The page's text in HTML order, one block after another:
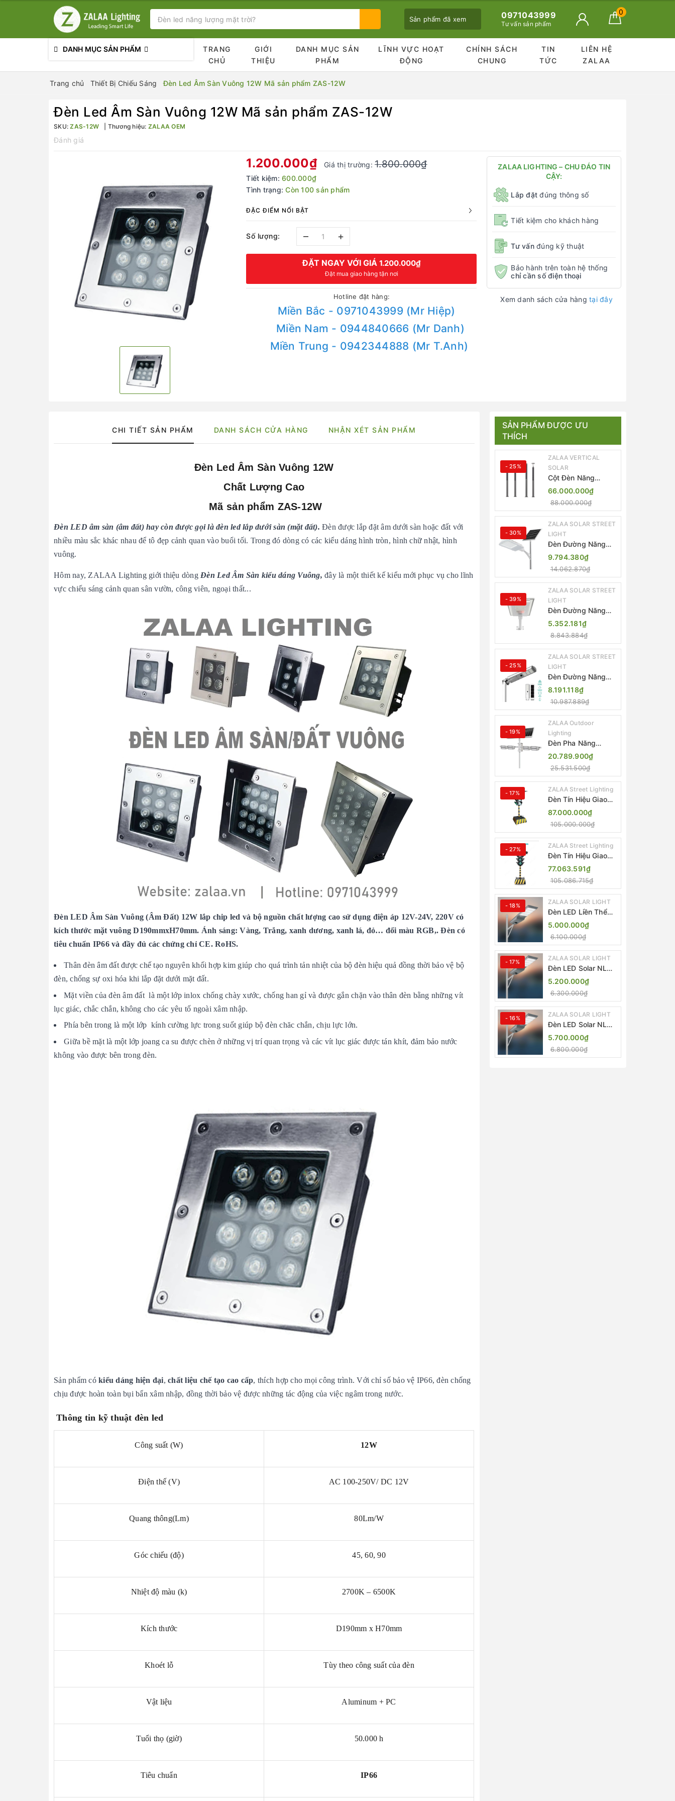
Sản phẩm đã xem
Bạn chưa xem sản phẩm nào
0971043999
Tư vấn sản phẩm
0
DANH MỤC SẢN PHẨM
TRANG
CHỦ
GIỚI
THIỆU
DANH MỤC SẢN
PHẨM
LĨNH VỰC HOẠT
ĐỘNG
CHÍNH SÁCH
CHUNG
TIN
TỨC
LIÊN HỆ
ZALAA
Trang chủ Thiết Bị Chiếu Sáng Đèn Led Âm Sàn Vuông 12W Mã sản phẩm ZAS-12W
Đèn Led Âm Sàn Vuông 12W Mã sản phẩm ZAS-12W
SKU:ZAS-12W Thương hiệu: ZALAA OEM
Đánh giá
1.200.000₫ Giá thị trường:1.800.000₫
Tiết kiệm:600.000₫
Tình trạng: Còn 100 sản phẩm
ĐẶC ĐIỂM NỔI BẬT
Số lượng: – +
ĐẶT NGAY VỚI GIÁ 1.200.000₫
Đặt mua giao hàng tận nơi
Hotline đặt hàng:
Miền Bắc - 0971043999 (Mr Hiệp)
Miền Nam - 0944840666 (Mr Danh)
Miền Trung - 0942344888 (Mr T.Anh)
ZALAA LIGHTING – CHU ĐÁO TIN
CẬY:
Lắp đặt đúng thông số
Tiết kiệm cho khách hàng
Tư vấnđúng kỹ thuật
Bảo hành trên toàn hệ thống
chỉ cần số điện thoại
Xem danh sách cửa hàngtại đây
CHI TIẾT SẢN PHẨM DANH SÁCH CỬA HÀNG NHẬN XÉT SẢN PHẨM
Đèn Led Âm Sàn Vuông 12W
Chất Lượng Cao
Mã sản phẩm ZAS-12W
Đèn LED âm sàn (âm đất) hay còn được gọi là đèn led lắp dưới sàn (mặt đất). Đèn được lắp đặt âm dưới sàn hoặc đất với
nhiều màu sắc khác nhau để tô đẹp cảnh quan vào buổi tối. Trong đó dòng có các kiểu dáng hình tròn, hình chữ nhật, hình
vuông.
Hôm nay, ZALAA Lighting giới thiệu dòngĐèn Led Âm Sàn kiểu dáng Vuông, đây là một thiết kế kiểu mới phục vụ cho lĩnh
vực chiếu sáng cảnh quan sân vườn, công viên, ngoại thất...
Đèn LED Âm Sàn Vuông (Âm Đất) 12W lắp chip led và bộ nguồn chất lượng cao sử dụng điện áp 12V-24V, 220V có
kích thước mặt vuông D190mmxH70mm. Ánh sáng: Vàng, Trắng, xanh dương, xanh lá, đỏ… đổi màu RGB,. Đèn có
tiêu chuẩn IP66 và đầy đủ các chứng chỉ CE. RoHS.
Thân đèn âm đất được chế tạo nguyên khối hợp kim giúp cho quá trình tản nhiệt của bộ đèn hiệu quả đồng thời bảo vệ bộ
đèn, chống sự oxi hóa khi lắp đặt dưới mặt đất.
Mặt viền của đèn âm đất là một lớp inlox chống chày xước, chống han gỉ và được gắn chặn vào thân đèn bằng những vít
lục giác, chắc chắn, không cho các yêu tố ngoài xâm nhập.
Phía bên trong là một lớp kính cường lực trong suốt giúp bộ đèn chăc chắn, chịu lực lớn.
Giữa bề mặt là một lớp joang ca su được chèn ở những vị trí quan trọng và các vít lục giác được tán khít, đảm bảo nước
không vào được bên trong đèn.
Sản phẩm có kiểu dáng hiện đại, chất liệu chế tạo cao cấp, thích hợp cho mọi công trình. Với chỉ số bảo vệ IP66, đèn chống
chịu được hoàn toàn bụi bẩn xâm nhập, đồng thời bảo vệ được những tác động của việc ngâm trong nước.
Thông tin kỹ thuật đèn led
Công suất (W) 12W
Điện thế (V) AC 100-250V/ DC 12V
Quang thông(Lm) 80Lm/W
Góc chiếu (độ) 45, 60, 90
Nhiệt độ màu (k) 2700K – 6500K
Kích thước D190mm x H70mm
Khoét lỗ Tùy theo công suất của đèn
Vật liệu Aluminum + PC
Tuổi thọ (giờ) 50.000 h
Tiêu chuẩn IP66
SẢN PHẨM ĐƯỢC ƯU
THÍCH
- 25%
ZALAA VERTICAL
SOLAR
Cột Đèn Năng
Lượng Mặt Trời Dọc
Thông Minh ZSR-
YYDS-360 | ZALAA
Jsc
66.000.000₫
88.000.000₫
- 30%
ZALAA SOLAR STREET
LIGHT
Đèn Đường Năng
Lượng Mặt Trời
Thông Minh Điều
Khiển MPPT ZL-
GMX01 ZALAA
9.794.380₫
14.062.870₫
- 39%
ZALAA SOLAR STREET
LIGHT
Đèn Đường Năng
Lượng Mặt Trời
Nhôm Đúc ZALAA
ZL-BWH Cao Cấp
IP65
5.352.181₫
8.843.884₫
- 25%
ZALAA SOLAR STREET
LIGHT
Đèn Đường Năng
Lượng Mặt Trời Tích
Hợp Camera ZALAA
ZL-BJ04-CCTV
(80W, IP65)
8.191.118₫
10.987.889₫
- 19%
ZALAA Outdoor
Lighting
Đèn Pha Năng
Lượng Mặt Trời Sân
Thể Thao ZALAA
Jsc Chống Nước
IP65 Cao Cấp
20.789.900₫
25.531.500₫
- 17% ZALAA Street Lighting
Đèn Tín Hiệu Giao
Thông Di Động Năng
Lượng Mặt Trời
ZALAA ZL-300A-D
87.000.000₫
105.000.000₫
- 27% ZALAA Street Lighting
Đèn Tín Hiệu Giao
Thông Di Động Năng
Lượng Mặt Trời
ZALAA ZL-409300C
77.063.591₫
105.086.715₫
- 18% ZALAA SOLAR LIGHT
Đèn LED Liền Thể
ZALAA Solar Street
Light ZKC-TG 20W
25W 30W All In One
5.000.000₫
6.100.000₫
- 17% ZALAA SOLAR LIGHT
Đèn LED Solar NLMT
Liền Thể ZKC-TG
20W All in One |
ZALAA Street Light
5.200.000₫
6.300.000₫
- 16% ZALAA SOLAR LIGHT
Đèn LED Solar NLMT
Liền Thể ZKC-TG
25W All in One |
ZALAA Street Light
5.700.000₫
6.800.000₫